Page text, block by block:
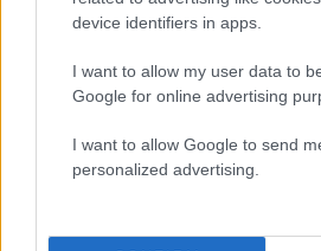
device identifiers in apps.
I want to allow my user data to
Google for online advertising
I want to allow Google to send
personalized advertising.
το γεγονός ότι στην
κλειστό για τα
Σύμφωνα με τον
παγιδευμένα στον
και κάποια πλοία με